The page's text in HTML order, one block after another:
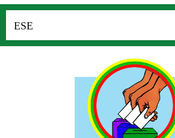
ESE